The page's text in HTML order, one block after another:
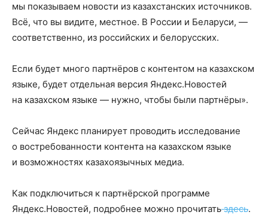
мы показываем новости из казахстанских источников.
Всё, что вы видите, местное. В России и Беларуси, —
соответственно, из российских и белорусских.
Если будет много партнёров с контентом на казахском
языке, будет отдельная версия Яндекс.Новостей
на казахском языке — нужно, чтобы были партнёры».
Сейчас Яндекс планирует проводить исследование
о востребованности контента на казахском языке
и возможностях казахоязычных медиа.
Как подключиться к партнёрской программе
Яндекс.Новостей, подробнее можно прочитатьздесь.